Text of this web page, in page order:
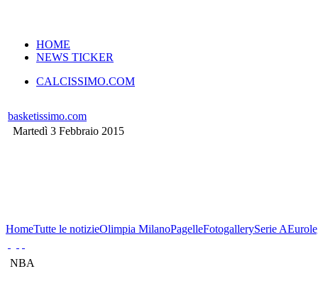
HOME
NEWS TICKER
CALCISSIMO.COM
basketissimo.com
Martedì 3 Febbraio 2015
HomeTutte le notizieOlimpia MilanoPagelleFotogallerySerie A
NBA